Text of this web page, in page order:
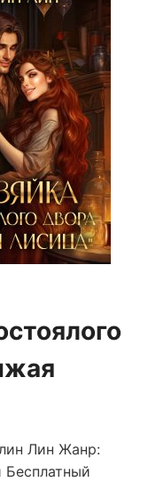
Лин Жанр:
Бесплатный